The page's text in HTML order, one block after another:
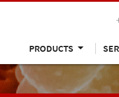
PRODUCTS